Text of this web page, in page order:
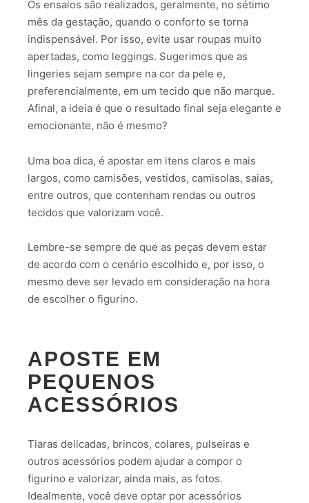
Os ensaios são realizados, geralmente, no sétimo
mês da gestação, quando o conforto se torna
indispensável. Por isso, evite usar roupas muito
apertadas, como leggings. Sugerimos que as
lingeries sejam sempre na cor da pele e,
preferencialmente, em um tecido que não marque.
Afinal, a ideia é que o resultado final seja elegante e
emocionante, não é mesmo?
Uma boa dica, é apostar em itens claros e mais
largos, como camisões, vestidos, camisolas, saias,
entre outros, que contenham rendas ou outros
tecidos que valorizam você.
Lembre-se sempre de que as peças devem estar
de acordo com o cenário escolhido e, por isso, o
mesmo deve ser levado em consideração na hora
de escolher o figurino.
APOSTE EM
PEQUENOS
ACESSÓRIOS
Tiaras delicadas, brincos, colares, pulseiras e
outros acessórios podem ajudar a compor o
figurino e valorizar, ainda mais, as fotos.
Idealmente, você deve optar por acessórios